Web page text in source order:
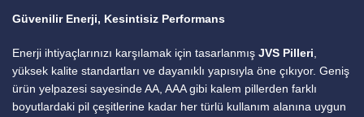
Güvenilir Enerji, Kesintisiz Performans
Enerji ihtiyaçlarınızı karşılamak için tasarlanmış JVS Pilleri
yüksek kalite standartları ve dayanıklı yapısıyla öne çıkıyor. Geniş
ürün yelpazesi sayesinde AA, AAA gibi kalem pillerden farklı
boyutlardaki pil çeşitlerine kadar her türlü kullanım alanına uygun